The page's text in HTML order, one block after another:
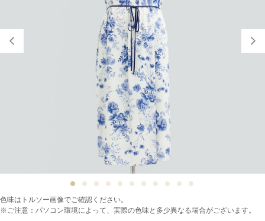
色味はトルソー画像でご確認ください。
※ご注意：パソコン環境によって、実際の色味と多少異なる場合がございます。